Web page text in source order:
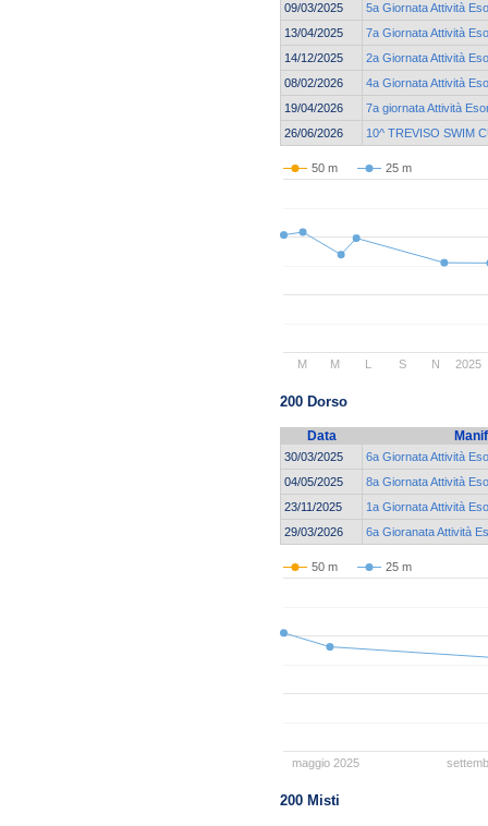
09/03/2025
5a Giornata Attività
13/04/2025
7a Giornata Attività
14/12/2025
2a Giornata Attività
08/02/2026
4a Giornata Attività
19/04/2026
7a giornata Attività
26/06/2026
10^ TREVISO SWIM
50 m 25 m
2025
M M L S N
200 Dorso
Data
30/03/2025
6a Giornata Attività
04/05/2025
8a Giornata Attività
23/11/2025
1a Giornata Attività
29/03/2026
6a Gioranata Attività
50 m 25 m
maggio 2025
200 Misti